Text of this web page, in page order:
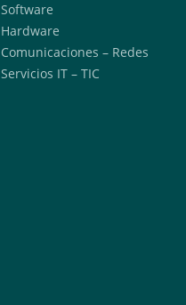
Software
Hardware
Comunicaciones – Redes
Servicios IT – TIC